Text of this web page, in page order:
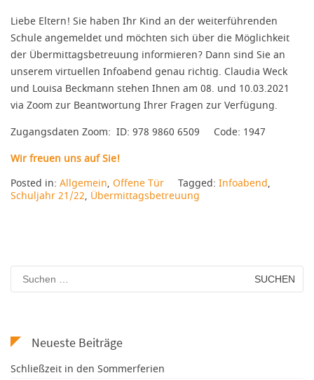
Liebe Eltern! Sie haben Ihr Kind an der weiterführenden
Schule angemeldet und möchten sich über die Möglichkeit
der Übermittagsbetreuung informieren? Dann sind Sie an
unserem virtuellen Infoabend genau richtig. Claudia Weck
und Louisa Beckmann stehen Ihnen am 08. und 10.03.2021
via Zoom zur Beantwortung Ihrer Fragen zur Verfügung.
Zugangsdaten Zoom: ID: 978 9860 6509 Code: 1947
Wir freuen uns auf Sie!
Posted in: Allgemein, Offene Tür Tagged: Infoabend,
Schuljahr 21/22, Übermittagsbetreuung
Suchen
nach:
Neueste Beiträge
Schließzeit in den Sommerferien